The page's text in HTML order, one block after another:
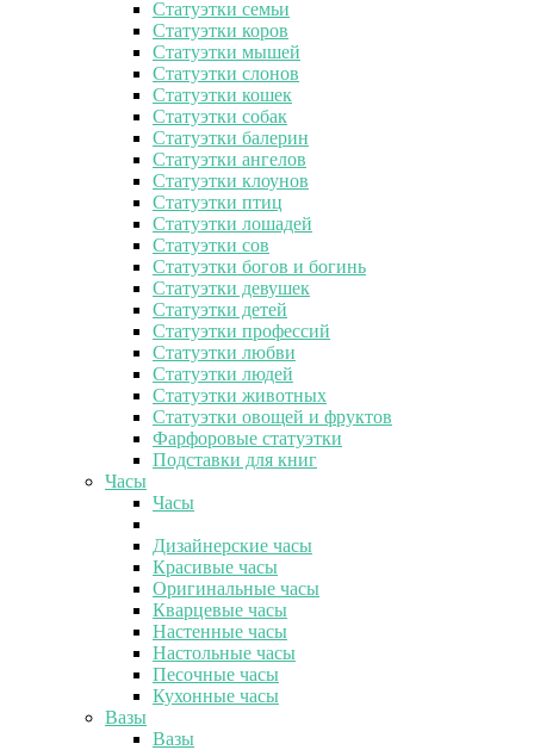
Статуэтки семьи
Статуэтки коров
Статуэтки мышей
Статуэтки слонов
Статуэтки кошек
Статуэтки собак
Статуэтки балерин
Статуэтки ангелов
Статуэтки клоунов
Статуэтки птиц
Статуэтки лошадей
Статуэтки сов
Статуэтки богов и богинь
Статуэтки девушек
Статуэтки детей
Статуэтки профессий
Статуэтки любви
Статуэтки людей
Статуэтки животных
Статуэтки овощей и фруктов
Фарфоровые статуэтки
Подставки для книг
Часы
Часы
Дизайнерские часы
Красивые часы
Оригинальные часы
Кварцевые часы
Настенные часы
Настольные часы
Песочные часы
Кухонные часы
Вазы
Вазы